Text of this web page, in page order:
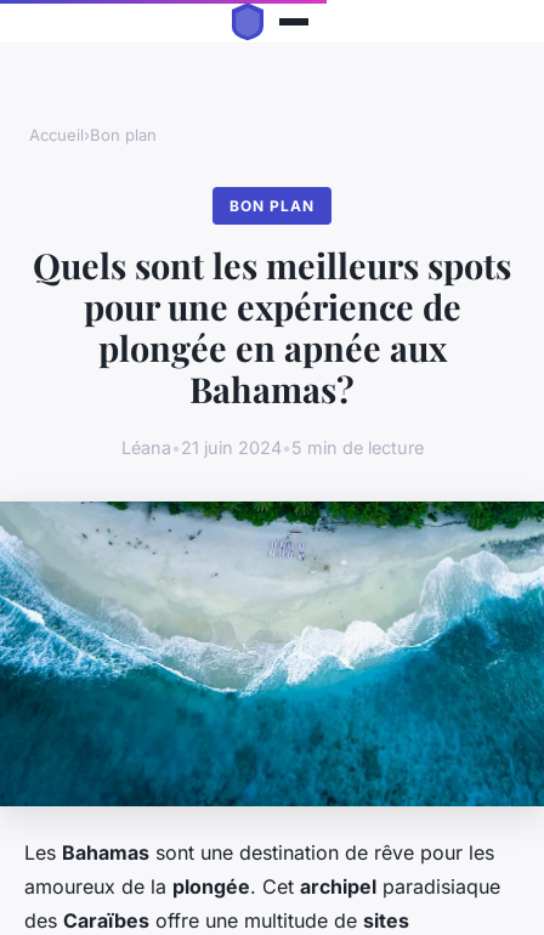
Accueil›Bon plan
BON PLAN
Quels sont les meilleurs spots
pour une expérience de
plongée en apnée aux
Bahamas?
Léana•21 juin 2024•5 min de lecture
Les Bahamas sont une destination de rêve pour les
amoureux de la plongée. Cet archipel paradisiaque
des Caraïbes offre une multitude de sites